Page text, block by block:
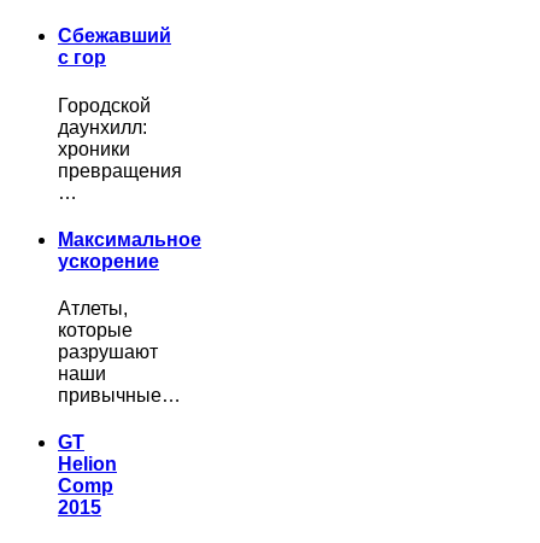
Сбежавший
с гор
Городской
даунхилл:
хроники
превращения
…
Максимальное
ускорение
Атлеты,
которые
разрушают
наши
привычные…
GT
Helion
Comp
2015